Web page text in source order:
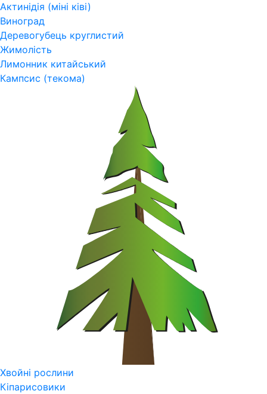
Актинідія (міні ківі)
Виноград
Деревогубець круглистий
Жимолість
Лимонник китайський
Кампсис (текома)
Хвойні рослини
Кіпарисовики